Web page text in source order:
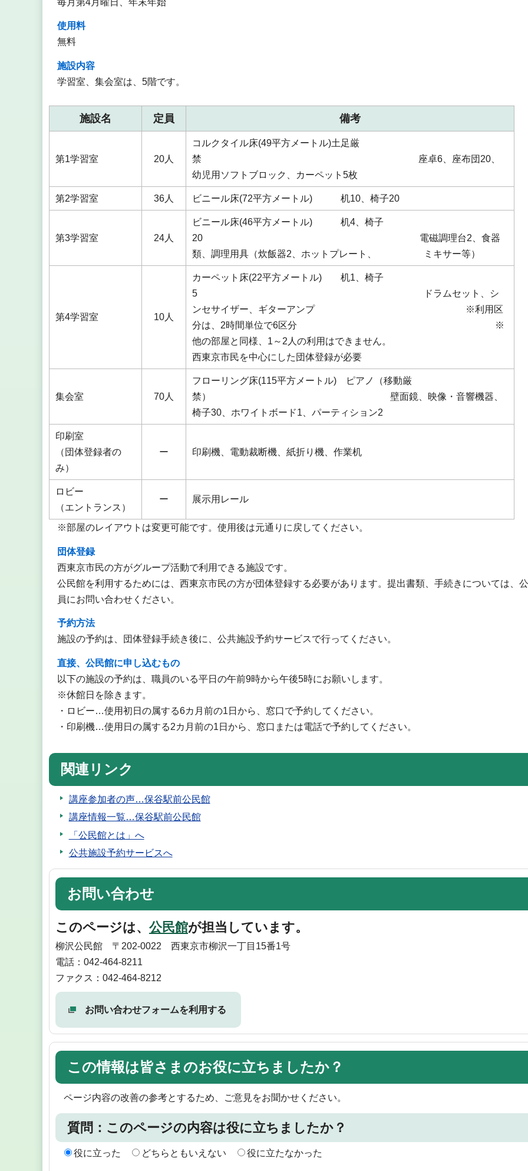
使用料
無料
施設内容
学習室、集会室は、5階です。
施設名 定員 備考
第1学習室 20人
コルクタイル床(49平方メートル)土足厳
禁 座卓6、座布団20、
幼児用ソフトブロック、カーペット5枚
第2学習室 36人 ビニール床(72平方メートル) 机10、椅子20
第3学習室 24人
ビニール床(46平方メートル) 机4、椅子
20 電磁調理台2、食器
類、調理用具（炊飯器2、ホットプレート、 ミキサー等）
第4学習室 10人
カーペット床(22平方メートル) 机1、椅子
5 ドラムセット、シ
ンセサイザー、ギターアンプ ※利用区
分は、2時間単位で6区分 ※
他の部屋と同様、1～2人の利用はできません。
西東京市民を中心にした団体登録が必要
集会室 70人
フローリング床(115平方メートル) ピアノ（移動厳
禁） 壁面鏡、映像・音響機器、
椅子30、ホワイトボード1、パーティション2
印刷室
（団体登録者の
み）
ー 印刷機、電動裁断機、紙折り機、作業机
ロビー
（エントランス）
ー 展示用レール
※部屋のレイアウトは変更可能です。使用後は元通りに戻してください。
団体登録
西東京市民の方がグループ活動で利用できる施設です。
公民館を利用するためには、西東京市民の方が団体登録する必要があります。提出書類、手続きについては、
員にお問い合わせください。
予約方法
施設の予約は、団体登録手続き後に、公共施設予約サービスで行ってください。
直接、公民館に申し込むもの
以下の施設の予約は、職員のいる平日の午前9時から午後5時にお願いします。
※休館日を除きます。
・ロビー…使用初日の属する6カ月前の1日から、窓口で予約してください。
・印刷機…使用日の属する2カ月前の1日から、窓口または電話で予約してください。
関連リンク
講座参加者の声…保谷駅前公民館
講座情報一覧…保谷駅前公民館
「公民館とは」へ
公共施設予約サービスへ
お問い合わせ
このページは、 公民館が担当しています。
柳沢公民館 〒202-0022 西東京市柳沢一丁目15番1号
電話：042-464-8211
ファクス：042-464-8212
お問い合わせフォームを利用する
この情報は皆さまのお役に立ちましたか？
ページ内容の改善の参考とするため、ご意見をお聞かせください。
質問：このページの内容は役に立ちましたか？
役に立った どちらともいえない 役に立たなかった